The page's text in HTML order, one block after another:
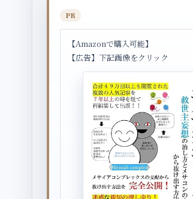
PR
【Amazonで購入可能】
【広告】下記画像をクリック